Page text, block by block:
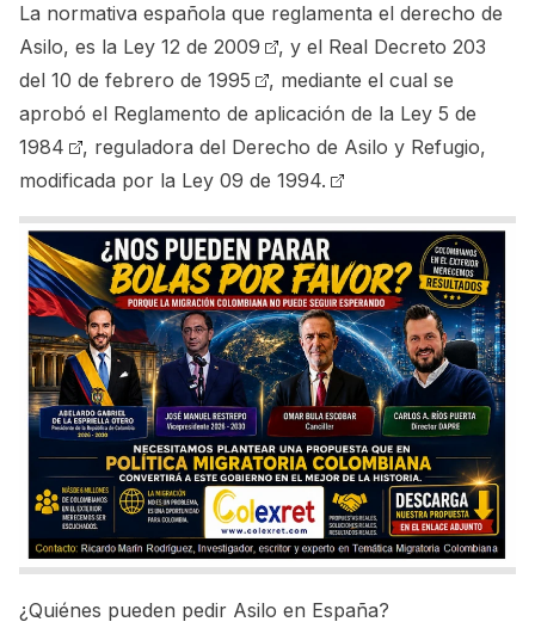
La normativa española que reglamenta el derecho de
Asilo, es la Ley 12 de 2009 , y el Real Decreto 203
del 10 de febrero de 1995
, mediante el cual se
aprobó el Reglamento de aplicación de la Ley 5 de
1984
, reguladora del Derecho de Asilo y Refugio,
modificada por la Ley 09 de 1994.
¿Quiénes pueden pedir Asilo en España?